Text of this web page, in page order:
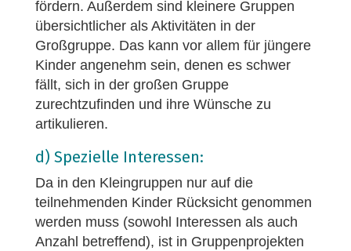
fördern. Außerdem sind kleinere Gruppen
übersichtlicher als Aktivitäten in der
Großgruppe. Das kann vor allem für jüngere
Kinder angenehm sein, denen es schwer
fällt, sich in der großen Gruppe
zurechtzufinden und ihre Wünsche zu
artikulieren.
d) Spezielle Interessen:
Da in den Kleingruppen nur auf die
teilnehmenden Kinder Rücksicht genommen
werden muss (sowohl Interessen als auch
Anzahl betreffend), ist in Gruppenprojekten